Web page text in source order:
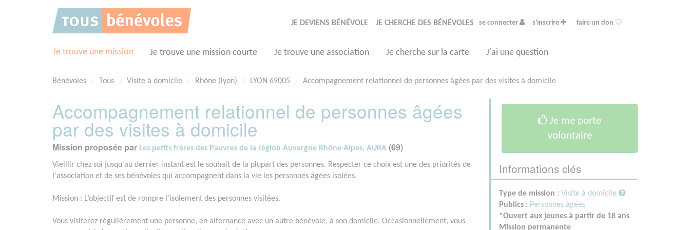
JE DEVIENS BÉNÉVOLE JE CHERCHE DES BÉNÉVOLES se connecter s'inscrire faire un don
Je trouve une mission Je trouve une mission courte Je trouve une association Je cherche sur la carte J'ai une question
Bénévoles Tous Visite à domicile Rhône (lyon) LYON 69005 Accompagnement relationnel de personnes âgées par des visites à domicile
Accompagnement relationnel de personnes âgées
par des visites à domicile
Mission proposée par Les petits frères des Pauvres de la région Auvergne Rhône-Alpes, AURA (69)
Vieillir chez soi jusqu'au dernier instant est le souhait de la plupart des personnes. Respecter ce choix est une des priorités de
l'association et de ses bénévoles qui accompagnent dans la vie les personnes âgées isolées.
Mission : L’objectif est de rompre l'isolement des personnes visitées.
Vous visiterez régulièrement une personne, en alternance avec un autre bénévole, à son domicile. Occasionnellement, vous
Je me porte
volontaire
Informations clés
Type de mission : Visite à domicile
Publics : Personnes âgées
*Ouvert aux jeunes à partir de 18 ans
Mission permanente